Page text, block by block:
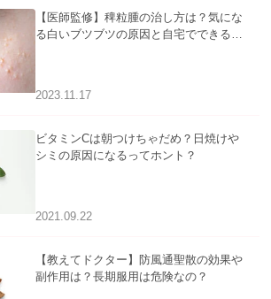
【医師監修】稗粒腫の治し方は？気にな
る白いブツブツの原因と自宅でできるケ
2023.11.17
ビタミンCは朝つけちゃだめ？日焼けや
シミの原因になるってホント？
2021.09.22
【教えてドクター】防風通聖散の効果や
副作用は？長期服用は危険なの？